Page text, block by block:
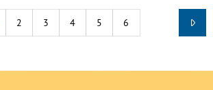
2 3 4 5 6